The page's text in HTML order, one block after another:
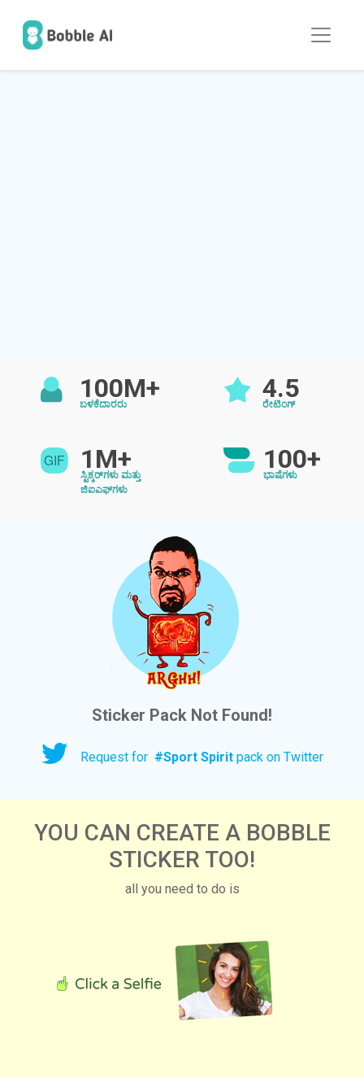
100M+
ಬಳಕೆದಾರರು
4.5
ರೇಟಿಂಗ್
1M+
ಸ್ಟಿಕ್ಕರ್‌ಗಳು ಮತ್ತು
ಜಿಐಎಫ್‌ಗಳು
100+
ಭಾಷೆಗಳು
Sticker Pack Not Found!
Request for #Sport Spirit pack on Twitter
YOU CAN CREATE A BOBBLE
STICKER TOO!
all you need to do is